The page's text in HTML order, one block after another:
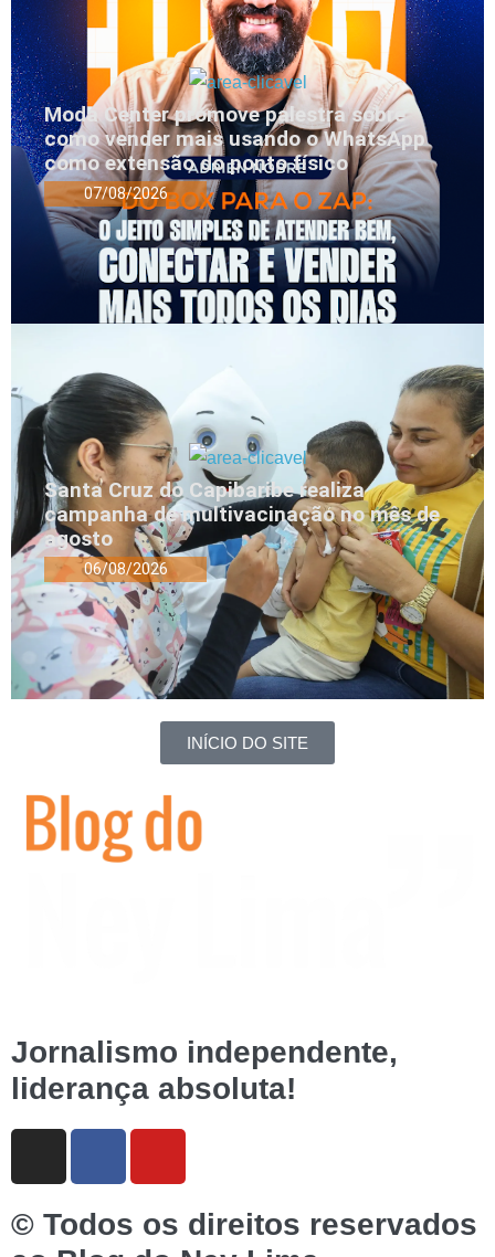
Moda Center promove palestra sobre
como vender mais usando o WhatsApp
como extensão do ponto físico
07/08/2026
Santa Cruz do Capibaribe realiza
campanha de multivacinação no mês de
agosto
06/08/2026
INÍCIO DO SITE
Jornalismo independente,
liderança absoluta!
© Todos os direitos reservados